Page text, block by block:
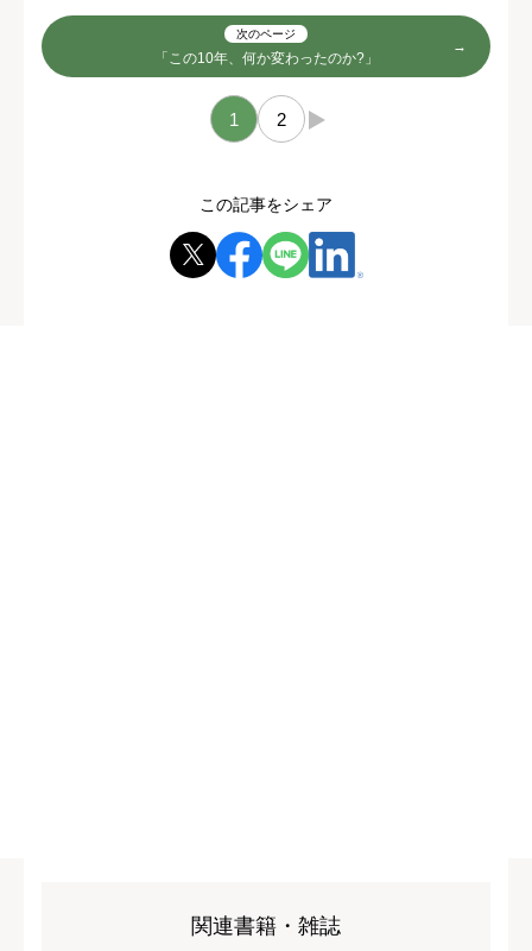
次のページ
「この10年、何か変わったのか?」
1 2 →
この記事をシェア
関連書籍・雑誌